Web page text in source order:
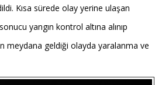
Kısa sürede olay yerine ulaşan
yangın kontrol altına alınıp
meydana geldiği olayda yaralanma ve